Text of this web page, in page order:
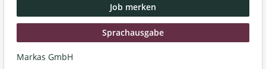
Job merken
Sprachausgabe
Markas GmbH